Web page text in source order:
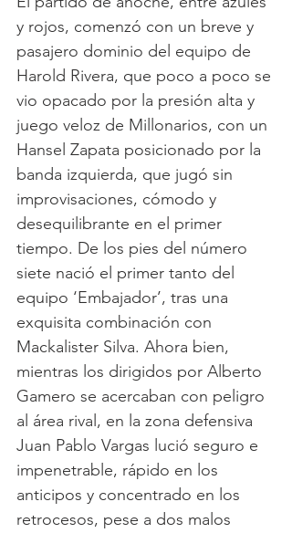
y rojos, comenzó con un breve y
pasajero dominio del equipo de
Harold Rivera, que poco a poco se
vio opacado por la presión alta y
juego veloz de Millonarios, con un
Hansel Zapata posicionado por la
banda izquierda, que jugó sin
improvisaciones, cómodo y
desequilibrante en el primer
tiempo. De los pies del número
siete nació el primer tanto del
equipo ‘Embajador’, tras una
exquisita combinación con
Mackalister Silva. Ahora bien,
mientras los dirigidos por Alberto
Gamero se acercaban con peligro
al área rival, en la zona defensiva
Juan Pablo Vargas lució seguro e
impenetrable, rápido en los
anticipos y concentrado en los
retrocesos, pese a dos malos